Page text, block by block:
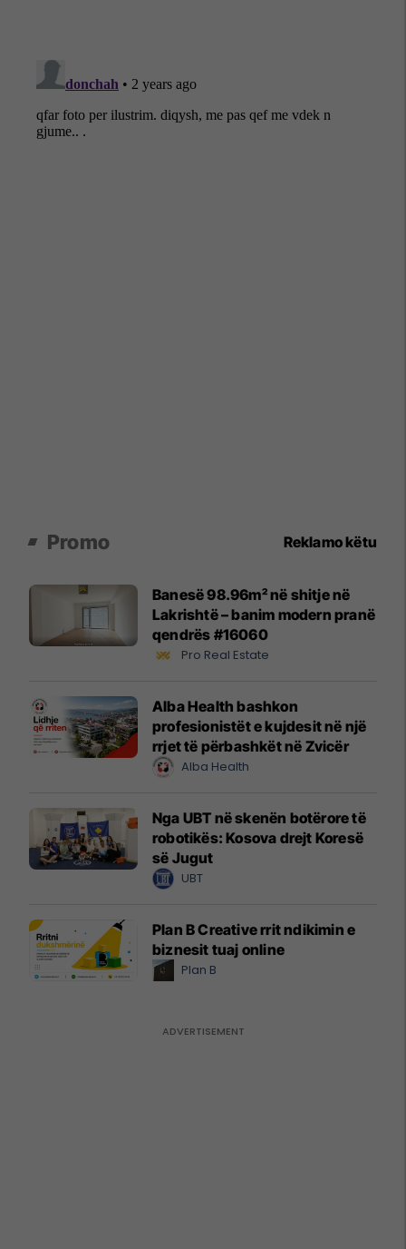
Promo Reklamo këtu
Banesë 98.96m² në shitje në
Lakrishtë – banim modern pranë
qendrës #16060
Pro Real Estate
Alba Health bashkon
profesionistët e kujdesit në një
rrjet të përbashkët në Zvicër
Alba Health
Nga UBT në skenën botërore të
robotikës: Kosova drejt Koresë
së Jugut
UBT
Plan B Creative rrit ndikimin e
biznesit tuaj online
Plan B